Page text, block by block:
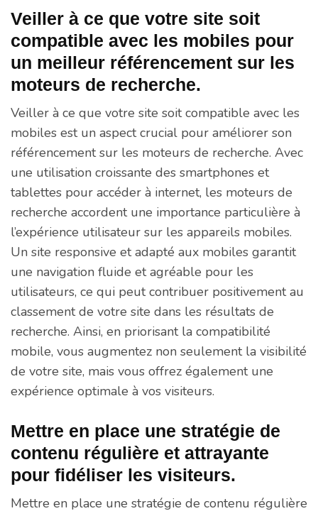
Veiller à ce que votre site soit
compatible avec les mobiles pour
un meilleur référencement sur les
moteurs de recherche.
Veiller à ce que votre site soit compatible avec les
mobiles est un aspect crucial pour améliorer son
référencement sur les moteurs de recherche. Avec
une utilisation croissante des smartphones et
tablettes pour accéder à internet, les moteurs de
recherche accordent une importance particulière à
l’expérience utilisateur sur les appareils mobiles.
Un site responsive et adapté aux mobiles garantit
une navigation fluide et agréable pour les
utilisateurs, ce qui peut contribuer positivement au
classement de votre site dans les résultats de
recherche. Ainsi, en priorisant la compatibilité
mobile, vous augmentez non seulement la visibilité
de votre site, mais vous offrez également une
expérience optimale à vos visiteurs.
Mettre en place une stratégie de
contenu régulière et attrayante
pour fidéliser les visiteurs.
Mettre en place une stratégie de contenu régulière